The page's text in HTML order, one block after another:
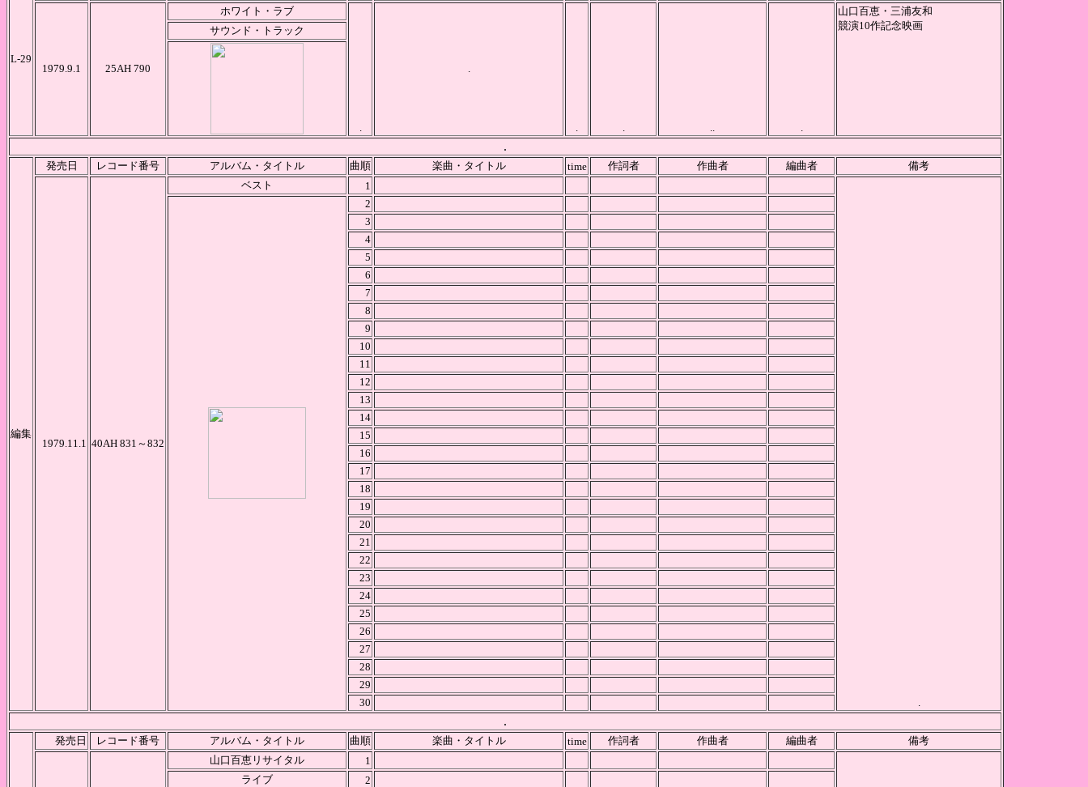
L-29
1979.9.1 25AH 790
ホワイト・ラブ
.
.
. . .. .
山口百恵・三浦友和
競演10作記念映画
サウンド・トラック
.
編集
発売日 レコード番号 アルバム・タイトル 曲順 楽曲・タイトル time 作詞者 作曲者 編曲者 備考
1979.11.1 40AH 831～832
ベスト 1
.
2
3
4
5
6
7
8
9
10
11
12
13
14
15
16
17
18
19
20
21
22
23
24
25
26
27
28
29
30
.
発売日 レコード番号 アルバム・タイトル 曲順 楽曲・タイトル time 作詞者 作曲者 編曲者 備考
山口百恵リサイタル 1
ライブ
2